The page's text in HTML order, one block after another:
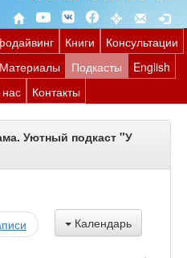
Книги
Консультации
Материалы Подкасты
English
Контакты
Уютный подкаст "У
Календарь